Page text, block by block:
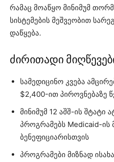
რამაც მოაწყო მინიმუმ
სისტემების მეშვეობით
დაწყება.
ძირითადი
სამედიცინო კვება
$2,400-ით პიროვნებაზე
მინიმუმ 12 აშშ-ის შტატი
პროგრამებს Medicaid-ის
ბენეფიციარისთვის
პროგრამები მიზნად